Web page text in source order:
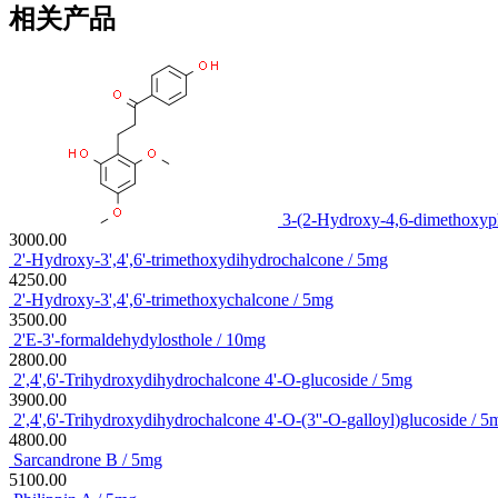
相关产品
3-(2-Hydroxy-4,6-
3000.00
2'-Hydroxy-3',4',6'-trimethoxydihydrochalcone / 5mg
4250.00
2'-Hydroxy-3',4',6'-trimethoxychalcone / 5mg
3500.00
2'E-3'-formaldehydylosthole / 10mg
2800.00
2',4',6'-Trihydroxydihydrochalcone 4'-O-glucoside / 5mg
3900.00
2',4',6'-Trihydroxydihydrochalcone 4'-O-(3''-O-galloyl)glucoside /
4800.00
Sarcandrone B / 5mg
5100.00